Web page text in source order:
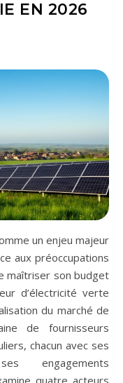
EN 2026
aux préoccupations
maîtriser son budget
d’électricité verte
du marché de
de fournisseurs
chacun avec ses
engagements
quatre acteurs